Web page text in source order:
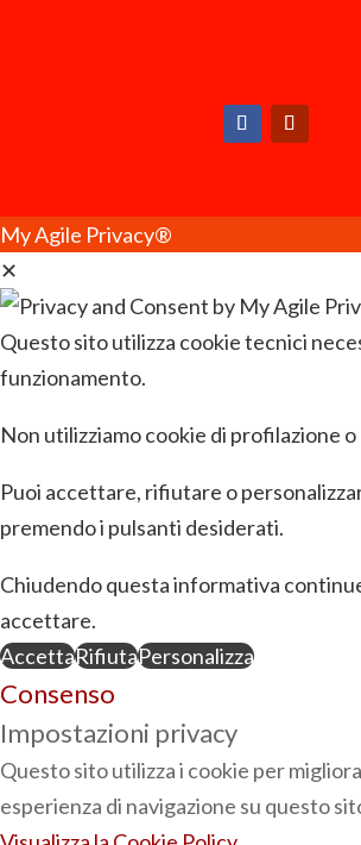
My Agile Privacy®
✕
Questo sito utilizza cookie tecnici
funzionamento.
Non utilizziamo cookie di profilazione
Puoi accettare, rifiutare o
premendo i pulsanti desiderati.
Chiudendo questa informativa
accettare.
AccettaRifiutaPersonalizza
Consenso
Impostazioni privacy
Questo sito utilizza i cookie per
esperienza di navigazione su questo